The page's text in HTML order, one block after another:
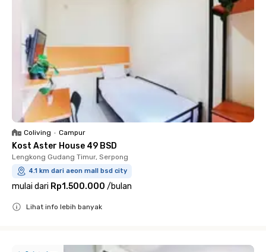
Coliving • Campur
Kost Aster House 49 BSD
Lengkong Gudang Timur, Serpong
4.1 km dari aeon mall bsd city
mulai dari Rp1.500.000 /bulan
Lihat info lebih banyak